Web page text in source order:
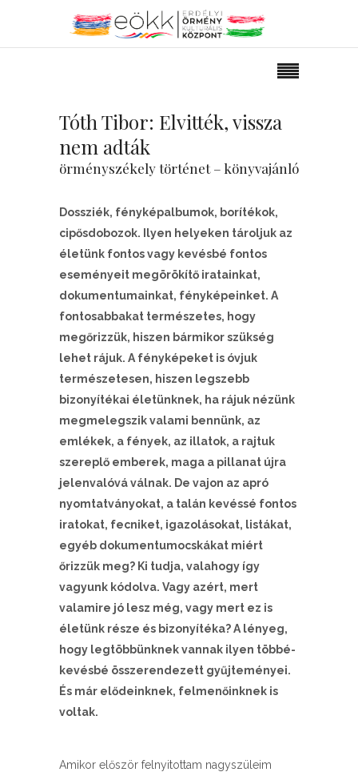
Tóth Tibor: Elvitték, vissza
nem adták
örményszékely történet – könyvajánló
Dossziék, fényképalbumok, borítékok,
cipősdobozok. Ilyen helyeken tároljuk az
életünk fontos vagy kevésbé fontos
eseményeit megörökítő iratainkat,
dokumentumainkat, fényképeinket. A
fontosabbakat természetes, hogy
megőrizzük, hiszen bármikor szükség
lehet rájuk. A fényképeket is óvjuk
természetesen, hiszen legszebb
bizonyítékai életünknek, ha rájuk nézünk
megmelegszik valami bennünk, az
emlékek, a fények, az illatok, a rajtuk
szereplő emberek, maga a pillanat újra
jelenvalóvá válnak. De vajon az apró
nyomtatványokat, a talán kevéssé fontos
iratokat, fecniket, igazolásokat, listákat,
egyéb dokumentumocskákat miért
őrizzük meg? Ki tudja, valahogy így
vagyunk kódolva. Vagy azért, mert
valamire jó lesz még, vagy mert ez is
életünk része és bizonyítéka? A lényeg,
hogy legtöbbünknek vannak ilyen többé-
kevésbé összerendezett gyűjteményei.
És már elődeinknek, felmenőinknek is
voltak.
Amikor először felnyitottam nagyszüleim